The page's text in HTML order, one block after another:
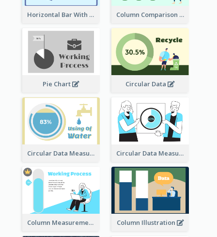
Horizontal Bar With Button Column Comparison Record
Pie Chart Circular Data
Circular Data Measurement Circular Data Measurement
Column Measurement clipart Column Illustration